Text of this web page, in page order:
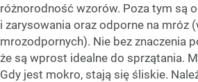
różnorodność wzorów. Poza tym są
i zarysowania oraz odporne na mróz
mrozodpornych). Nie bez znaczenia
że są wprost idealne do sprzątania.
Gdy jest mokro, stają się śliskie.